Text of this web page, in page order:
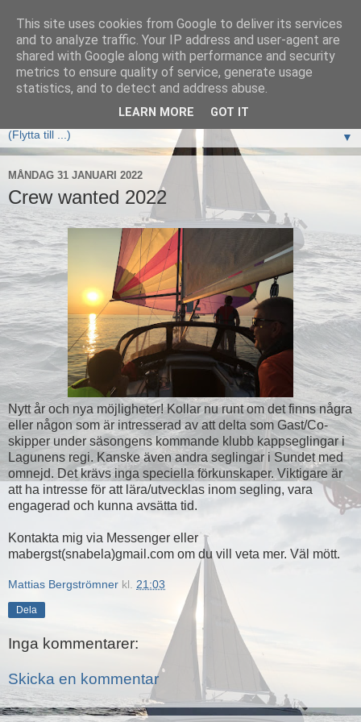
Elan333 Vilja
www.elan333.se - en blogg om båten, seglingar, havet och
allt som hör därtill
▼
MÅNDAG 31 JANUARI 2022
Crew wanted 2022
Nytt år och nya möjligheter! Kollar nu runt om det finns några
eller någon som är intresserad av att delta som Gast/Co-
skipper under säsongens kommande klubb kappseglingar i
Lagunens regi. Kanske även andra seglingar i Sundet med
omnejd. Det krävs inga speciella förkunskaper. Viktigare är
att ha intresse för att lära/utvecklas inom segling, vara
engagerad och kunna avsätta tid.
Kontakta mig via Messenger eller
mabergst(snabela)gmail.com om du vill veta mer. Väl mött.
Mattias Bergströmner kl. 21:03
Dela
Inga kommentarer:
Skicka en kommentar
This site uses cookies from Google to deliver its services
and to analyze traffic. Your IP address and user-agent are
shared with Google along with performance and security
metrics to ensure quality of service, generate usage
statistics, and to detect and address abuse.
LEARN MORE GOT IT